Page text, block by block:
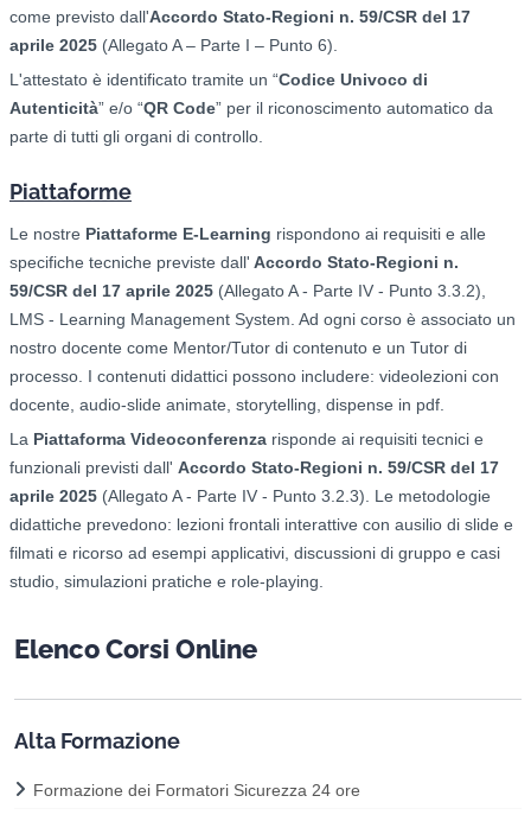
come previsto dall'Accordo Stato-Regioni n. 59/CSR del 17
aprile 2025 (Allegato A – Parte I – Punto 6).
L'attestato è identificato tramite un “Codice Univoco di
Autenticità” e/o “QR Code” per il riconoscimento automatico da
parte di tutti gli organi di controllo.
Piattaforme
Le nostre Piattaforme E-Learning rispondono ai requisiti e alle
specifiche tecniche previste dall' Accordo Stato-Regioni n.
59/CSR del 17 aprile 2025 (Allegato A - Parte IV - Punto 3.3.2),
LMS - Learning Management System. Ad ogni corso è associato un
nostro docente come Mentor/Tutor di contenuto e un Tutor di
processo. I contenuti didattici possono includere: videolezioni con
docente, audio-slide animate, storytelling, dispense in pdf.
La Piattaforma Videoconferenza risponde ai requisiti tecnici e
funzionali previsti dall' Accordo Stato-Regioni n. 59/CSR del 17
aprile 2025 (Allegato A - Parte IV - Punto 3.2.3). Le metodologie
didattiche prevedono: lezioni frontali interattive con ausilio di slide e
filmati e ricorso ad esempi applicativi, discussioni di gruppo e casi
studio, simulazioni pratiche e role-playing.
Elenco Corsi Online
Alta Formazione
Formazione dei Formatori Sicurezza 24 ore